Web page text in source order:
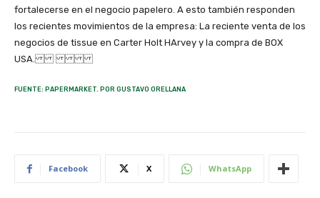
fortalecerse en el negocio papelero. A esto también responden
los recientes movimientos de la empresa: La reciente venta de los
negocios de tissue en Carter Holt HArvey y la compra de BOX
USA.
FUENTE: PAPERMARKET. POR GUSTAVO ORELLANA
Facebook X WhatsApp